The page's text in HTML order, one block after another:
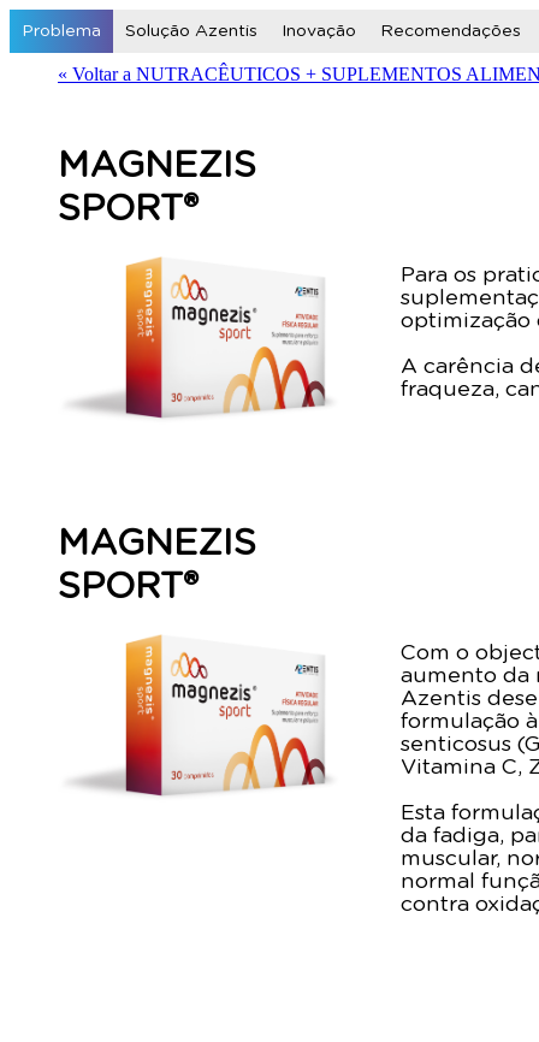
Problema Solução Azentis Inovação Recomendações
« Voltar a NUTRACÊUTICOS + SUPLEMENTOS
MAGNEZIS
SPORT®
Para os
optimização
A carência
fraqueza,
MAGNEZIS
SPORT®
Com o
aumento da
Azentis
formulação
senticosus
Vitamina C,
Esta
da fadiga,
muscular,
normal
contra